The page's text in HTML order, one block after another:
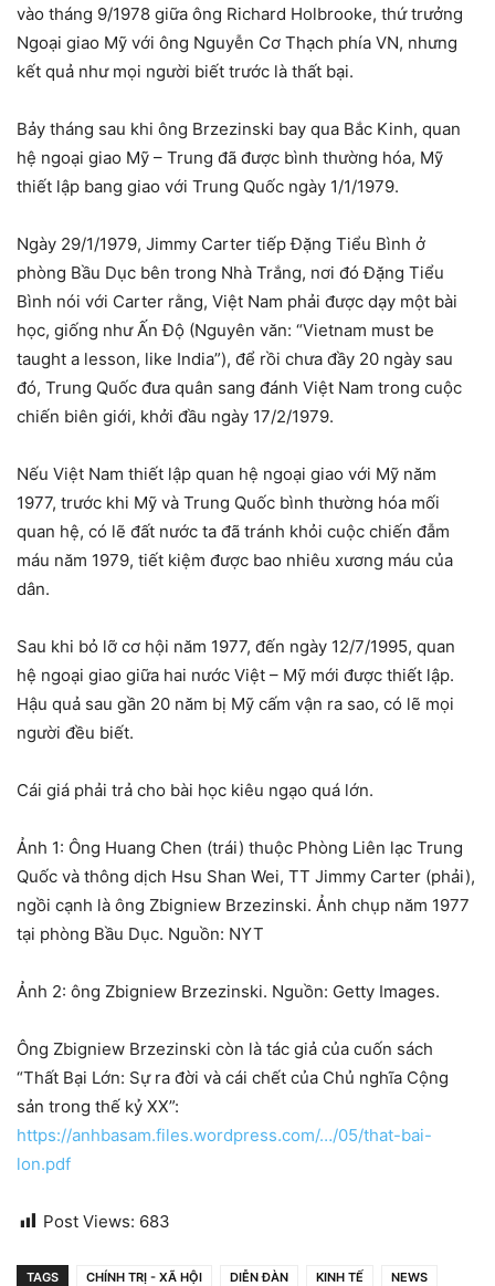
vào tháng 9/1978 giữa ông Richard Holbrooke, thứ trưởng
Ngoại giao Mỹ với ông Nguyễn Cơ Thạch phía VN, nhưng
kết quả như mọi người biết trước là thất bại.
Bảy tháng sau khi ông Brzezinski bay qua Bắc Kinh, quan
hệ ngoại giao Mỹ – Trung đã được bình thường hóa, Mỹ
thiết lập bang giao với Trung Quốc ngày 1/1/1979.
Ngày 29/1/1979, Jimmy Carter tiếp Đặng Tiểu Bình ở
phòng Bầu Dục bên trong Nhà Trắng, nơi đó Đặng Tiểu
Bình nói với Carter rằng, Việt Nam phải được dạy một bài
học, giống như Ấn Độ (Nguyên văn: “Vietnam must be
taught a lesson, like India”), để rồi chưa đầy 20 ngày sau
đó, Trung Quốc đưa quân sang đánh Việt Nam trong cuộc
chiến biên giới, khởi đầu ngày 17/2/1979.
Nếu Việt Nam thiết lập quan hệ ngoại giao với Mỹ năm
1977, trước khi Mỹ và Trung Quốc bình thường hóa mối
quan hệ, có lẽ đất nước ta đã tránh khỏi cuộc chiến đẫm
máu năm 1979, tiết kiệm được bao nhiêu xương máu của
dân.
Sau khi bỏ lỡ cơ hội năm 1977, đến ngày 12/7/1995, quan
hệ ngoại giao giữa hai nước Việt – Mỹ mới được thiết lập.
Hậu quả sau gần 20 năm bị Mỹ cấm vận ra sao, có lẽ mọi
người đều biết.
Cái giá phải trả cho bài học kiêu ngạo quá lớn.
Ảnh 1: Ông Huang Chen (trái) thuộc Phòng Liên lạc Trung
Quốc và thông dịch Hsu Shan Wei, TT Jimmy Carter (phải),
ngồi cạnh là ông Zbigniew Brzezinski. Ảnh chụp năm 1977
tại phòng Bầu Dục. Nguồn: NYT
Ảnh 2: ông Zbigniew Brzezinski. Nguồn: Getty Images.
Ông Zbigniew Brzezinski còn là tác giả của cuốn sách
“Thất Bại Lớn: Sự ra đời và cái chết của Chủ nghĩa Cộng
sản trong thế kỷ XX”:
https://anhbasam.files.wordpress.com/…/05/that-bai-
lon.pdf
Post Views: 683
TAGS CHÍNH TRỊ - XÃ HỘI DIỄN ĐÀN KINH TẾ
NEWS